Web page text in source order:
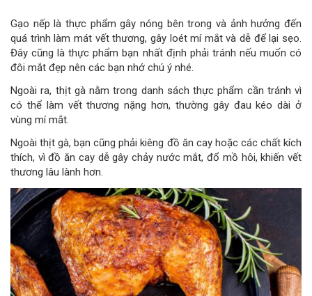
Gạo nếp là thực phẩm gây nóng bên trong và ảnh hưởng đến
quá trình làm mát vết thương, gây loét mí mắt và dễ để lại sẹo.
Đây cũng là thực phẩm bạn nhất định phải tránh nếu muốn có
đôi mắt đẹp nên các bạn nhớ chú ý nhé.
Ngoài ra, thịt gà nằm trong danh sách thực phẩm cần tránh vì
có thể làm vết thương nặng hơn, thường gây đau kéo dài ở
vùng mí mắt.
Ngoài thịt gà, bạn cũng phải kiêng đồ ăn cay hoặc các chất kích
thích, vì đồ ăn cay dễ gây chảy nước mắt, đổ mồ hôi, khiến vết
thương lâu lành hơn.